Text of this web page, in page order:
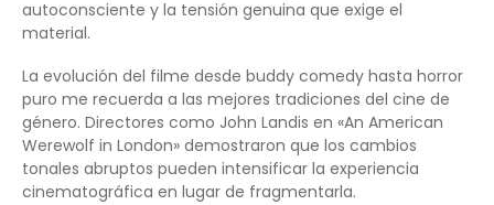
autoconsciente y la tensión genuina que exige el
material.
La evolución del filme desde buddy comedy hasta horror
puro me recuerda a las mejores tradiciones del cine de
género. Directores como John Landis en «An American
Werewolf in London» demostraron que los cambios
tonales abruptos pueden intensificar la experiencia
cinematográfica en lugar de fragmentarla.